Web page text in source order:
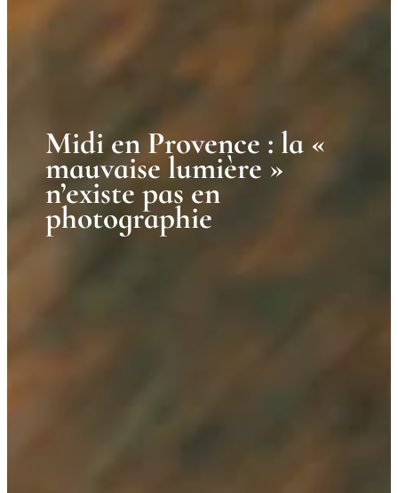
Midi en Provence : la «
mauvaise lumière »
n’existe pas en
photographie